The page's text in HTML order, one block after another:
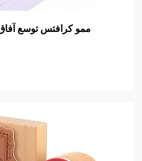
ممو كرافتس توسع